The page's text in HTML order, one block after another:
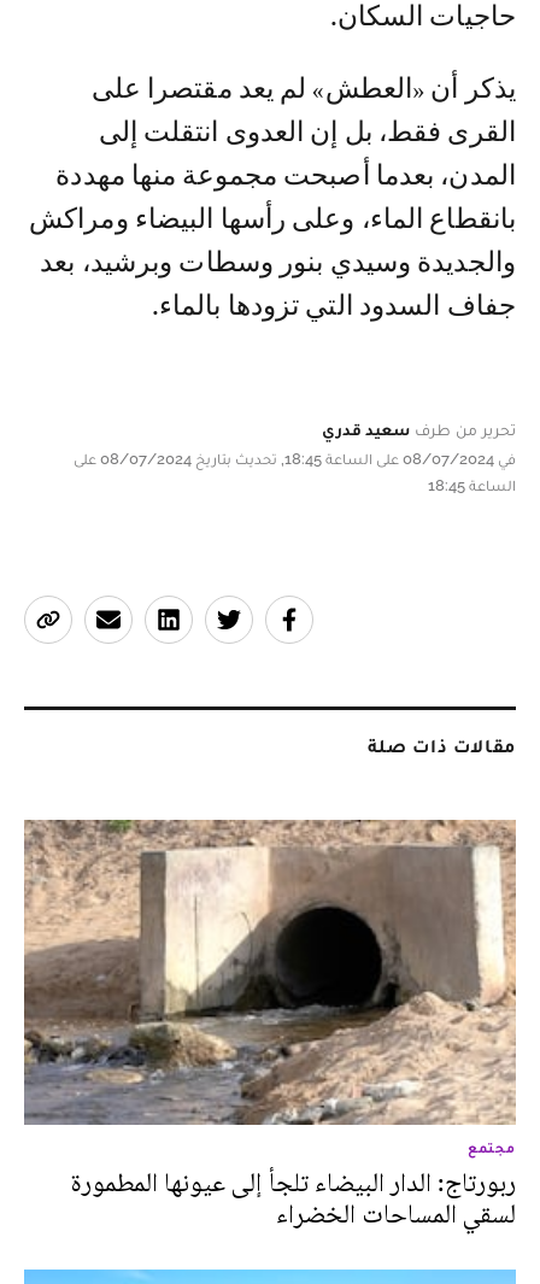
حاجيات السكان.
يذكر أن «العطش» لم يعد مقتصرا على
القرى فقط، بل إن العدوى انتقلت إلى
المدن، بعدما أصبحت مجموعة منها مهددة
بانقطاع الماء، وعلى رأسها البيضاء ومراكش
والجديدة وسيدي بنور وسطات وبرشيد، بعد
جفاف السدود التي تزودها بالماء.
تحرير من طرف سعيد قدري
في 08/07/2024 على الساعة 18:45, تحديث بتاريخ 08/07/2024 على
الساعة 18:45
مقالات ذات صلة
مجتمع
ربورتاج: الدار البيضاء تلجأ إلى عيونها المطمورة
لسقي المساحات الخضراء